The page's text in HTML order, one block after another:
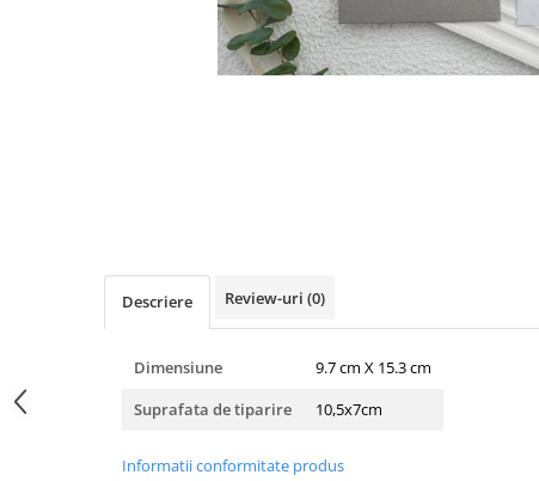
2021 Crăciun
Paste
Valentine's Day
Descriere Review-uri (0)
Dimensiune
9.7 cm X 15.3 cm
Suprafata de tiparire
10,5x7cm
Informatii conformitate produs